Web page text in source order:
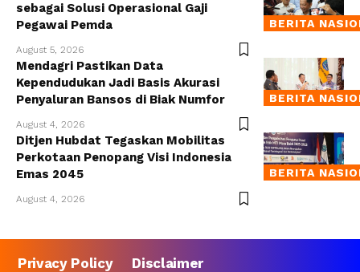
BERITA
sebagai Solusi Operasional Gaji
Pegawai Pemda
August 5, 2026
BERITA
Mendagri Pastikan Data
Kependudukan Jadi Basis Akurasi
Penyaluran Bansos di Biak Numfor
August 4, 2026
BERITA
Ditjen Hubdat Tegaskan Mobilitas
Perkotaan Penopang Visi Indonesia
Emas 2045
August 4, 2026
Privacy Policy
Disclaimer